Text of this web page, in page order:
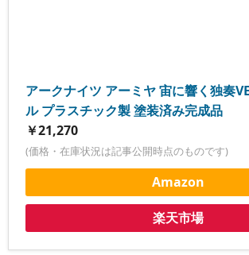
アークナイツ アーミヤ 宙に響く独奏
ル プラスチック製 塗装済み完成品
￥21,270
(価格・在庫状況は記事公開時点のものです)
Amazon
楽天市場